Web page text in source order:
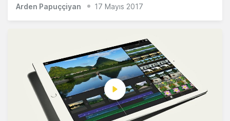
Arden Papuççiyan 17 Mayıs 2017